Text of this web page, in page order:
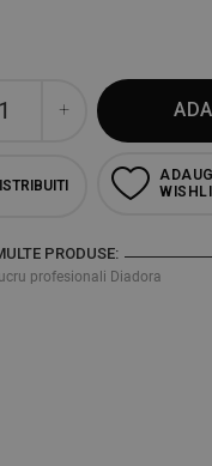
PRODUSE:
profesionali Diadora